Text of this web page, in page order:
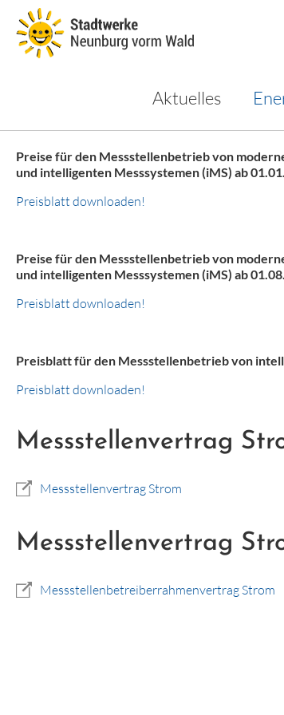
Aktuelles
Messstellenbetrieb
Preise für den Messstellenbetrieb von
und intelligenten Messsystemen (iMS) ab
Preisblatt downloaden!
Preise für den Messstellenbetrieb von
und intelligenten Messsystemen (iMS) ab
Preisblatt downloaden!
Preisblatt für den Messstellenbetrieb von
Preisblatt downloaden!
Messstellenvertrag
Messstellenvertrag Strom
Messstellenvertrag
Messstellenbetreiberrahmenvertrag Strom